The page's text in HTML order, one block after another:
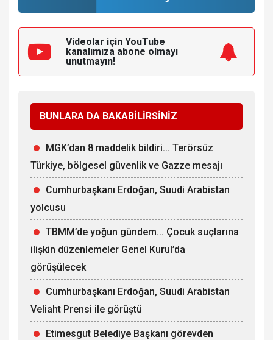
Videolar için YouTube
kanalımıza abone olmayı
unutmayın!
BUNLARA DA BAKABİLİRSİNİZ
MGK’dan 8 maddelik bildiri... Terörsüz
Türkiye, bölgesel güvenlik ve Gazze mesajı
Cumhurbaşkanı Erdoğan, Suudi Arabistan
yolcusu
TBMM’de yoğun gündem... Çocuk suçlarına
ilişkin düzenlemeler Genel Kurul’da
görüşülecek
Cumhurbaşkanı Erdoğan, Suudi Arabistan
Veliaht Prensi ile görüştü
Etimesgut Belediye Başkanı görevden